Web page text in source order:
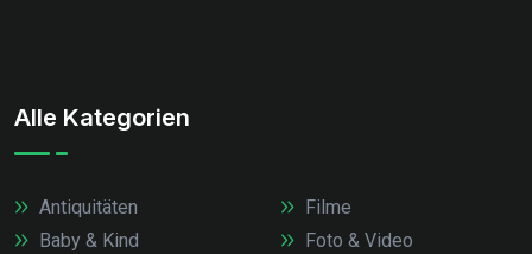
Alle Kategorien
Antiquitäten
Baby & Kind
Filme
Foto & Video